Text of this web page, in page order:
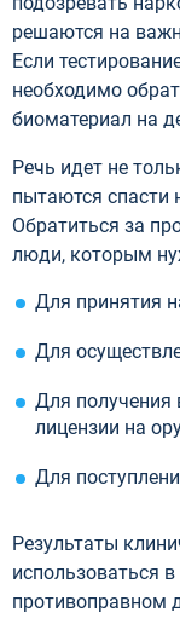
решаются на
Если
необходимо
биоматериал на
Речь идет не
пытаются спасти
Обратиться за
люди, которым
Для принятия
Для
Для получения
лицензии на
Для
Результаты
использоваться
противоправном